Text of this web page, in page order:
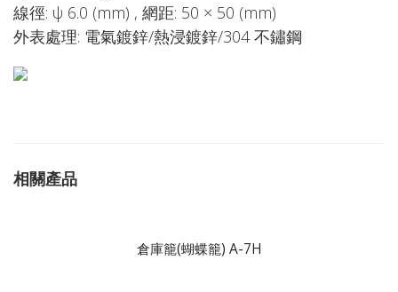
線徑: ψ 6.0 (mm) , 網距: 50 × 50 (mm)
外表處理: 電氣鍍鋅/熱浸鍍鋅/304 不鏽鋼
相關產品
倉庫籠(蝴蝶籠) A-7H